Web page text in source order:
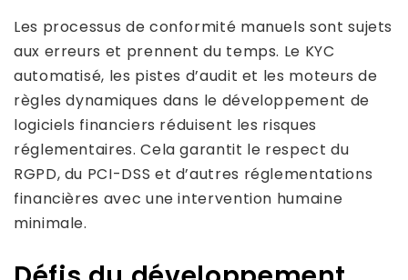
Les processus de conformité manuels sont sujets
aux erreurs et prennent du temps. Le KYC
automatisé, les pistes d’audit et les moteurs de
règles dynamiques dans le développement de
logiciels financiers réduisent les risques
réglementaires. Cela garantit le respect du
RGPD, du PCI-DSS et d’autres réglementations
financières avec une intervention humaine
minimale.